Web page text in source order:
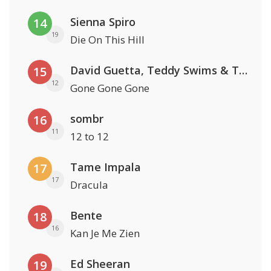
14
19
Sienna Spiro
Die On This Hill
15
12
David Guetta, Teddy Swims & Tones And I
Gone Gone Gone
16
11
sombr
12 to 12
17
17
Tame Impala
Dracula
18
16
Bente
Kan Je Me Zien
19 Ed Sheeran